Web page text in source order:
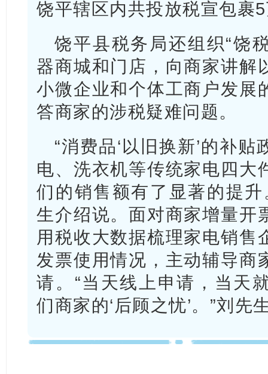
饶平辖区内共投放税宣包裹
饶平县税务局还组织“饶
器商城和门店，向商家讲解
小微企业和个体工商户发展
答商家的涉税疑难问题。
“消费品‘以旧换新’的补
电、洗衣机等传统家电四大
们的销售额有了显著的提
生介绍说。面对商家增量开
用税收大数据梳理家电销售
发票使用情况，主动辅导商
请。“当天线上申请，当天
们商家的‘后顾之忧’。”刘先